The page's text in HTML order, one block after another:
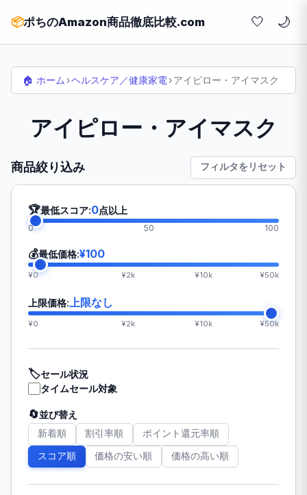
📦ポちのAmazon商品徹底比較.com 🤍
🏠 ホーム ›ヘルスケア／健康家電›アイピロー・アイマスク
アイピロー・アイマスク
商品絞り込み フィルタをリセット
🏆最低スコア:0点以上
0 50 100
💰最低価格:¥100
¥0 ¥2k ¥10k ¥50k
上限価格: 上限なし
¥0 ¥2k ¥10k ¥50k
🏷️セール状況
タイムセール対象
🔄並び替え
新着順 割引率順 ポイント還元率順
スコア順 価格の安い順 価格の高い順